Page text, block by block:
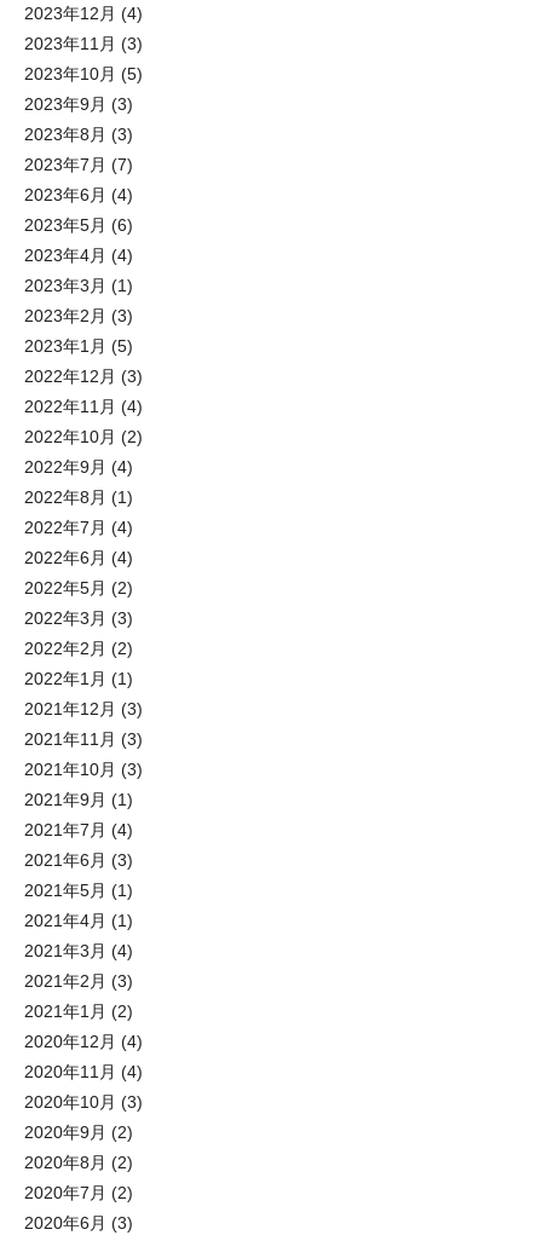
2023年12月 (4)
2023年11月 (3)
2023年10月 (5)
2023年9月 (3)
2023年8月 (3)
2023年7月 (7)
2023年6月 (4)
2023年5月 (6)
2023年4月 (4)
2023年3月 (1)
2023年2月 (3)
2023年1月 (5)
2022年12月 (3)
2022年11月 (4)
2022年10月 (2)
2022年9月 (4)
2022年8月 (1)
2022年7月 (4)
2022年6月 (4)
2022年5月 (2)
2022年3月 (3)
2022年2月 (2)
2022年1月 (1)
2021年12月 (3)
2021年11月 (3)
2021年10月 (3)
2021年9月 (1)
2021年7月 (4)
2021年6月 (3)
2021年5月 (1)
2021年4月 (1)
2021年3月 (4)
2021年2月 (3)
2021年1月 (2)
2020年12月 (4)
2020年11月 (4)
2020年10月 (3)
2020年9月 (2)
2020年8月 (2)
2020年7月 (2)
2020年6月 (3)